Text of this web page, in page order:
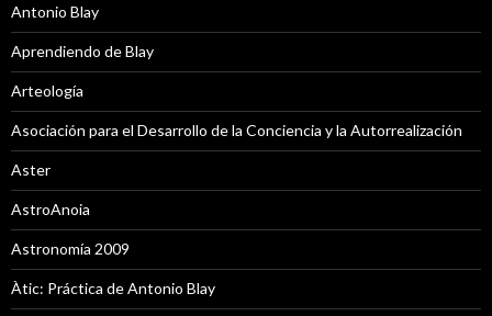
Antonio Blay
Aprendiendo de Blay
Arteología
Asociación para el Desarrollo de la Conciencia y la Autorrealización
Aster
AstroAnoia
Astronomía 2009
Àtic: Práctica de Antonio Blay